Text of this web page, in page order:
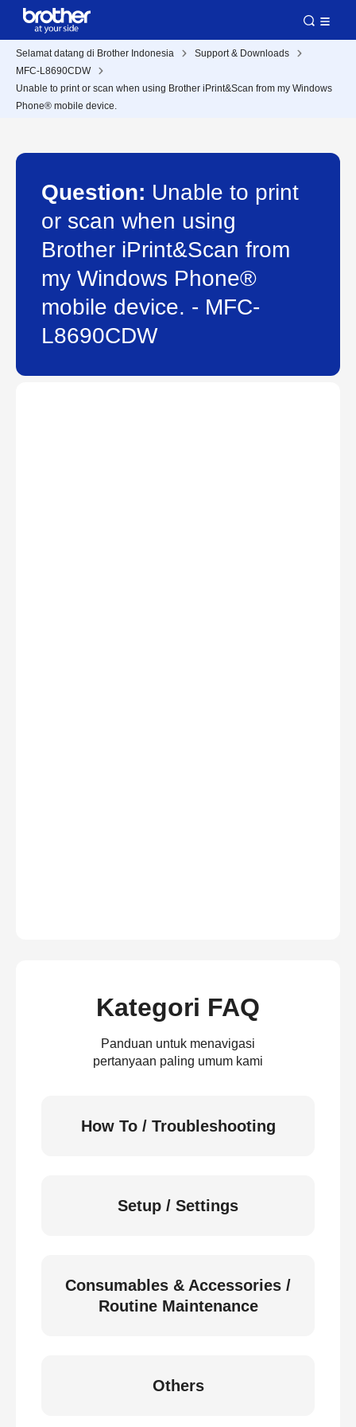
Selamat datang di Brother Indonesia
Support & Downloads
MFC-L8690CDW
Unable to print or scan when using Brother iPrint&Scan from my Windows
Phone® mobile device.
Question: Unable to print
or scan when using
Brother iPrint&Scan from
my Windows Phone®
mobile device. - MFC-
L8690CDW
Kategori FAQ
Panduan untuk menavigasi
pertanyaan paling umum kami
How To / Troubleshooting
Setup / Settings
Consumables & Accessories /
Routine Maintenance
Others